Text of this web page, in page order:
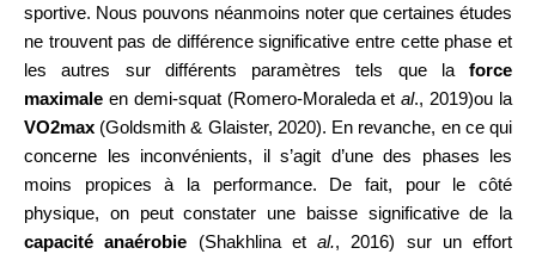
sportive. Nous pouvons néanmoins noter que certaines études
ne trouvent pas de différence significative entre cette phase et
les autres sur différents paramètres tels que la force
maximale en demi-squat (Romero-Moraleda etal., 2019)ou la
VO2max (Goldsmith & Glaister, 2020). En revanche, en ce qui
concerne les inconvénients, il s’agit d’une des phases les
moins propices à la performance. De fait, pour le côté
physique, on peut constater une baisse significative de la
capacité anaérobie (Shakhlina et al., 2016) sur un effort